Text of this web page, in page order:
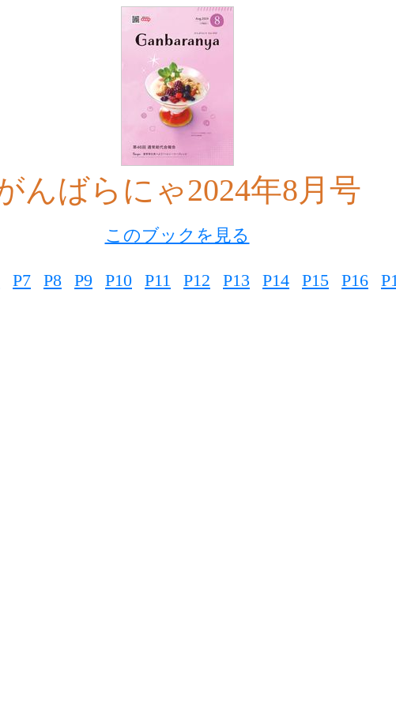
んばらにゃ2024年8月号
このブックを見る
P7 P8 P9 P10 P11 P12 P13 P14 P15 P16